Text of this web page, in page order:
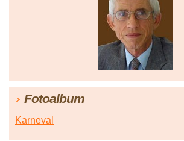
Fotoalbum
Karneval